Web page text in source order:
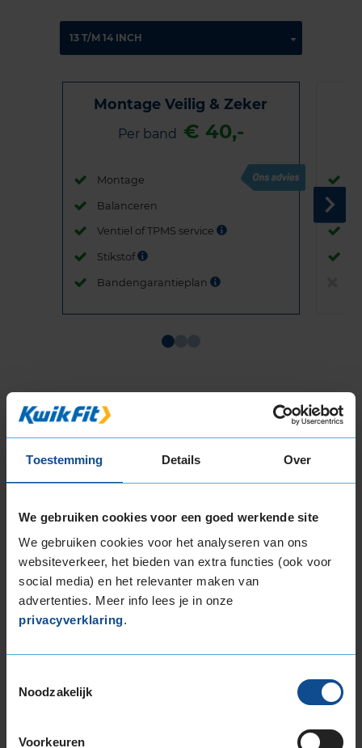
Toestemming Details Over
We gebruiken cookies voor een goed werkende site
We gebruiken cookies voor het analyseren van ons
websiteverkeer, het bieden van extra functies (ook voor
social media) en het relevanter maken van
advertenties. Meer info lees je in onze
privacyverklaring.
Noodzakelijk
Voorkeuren
Montage Veilig & Zeker
Per band € 40,-
Montage
Balanceren
Ventiel of TPMS service
Stikstof
Bandengarantieplan
3
Beschikbare bandenmaten
205/50R17 93H EXTRALOAD
205/50R17 93V EXTRALOAD
205/60R17 93H
215/45R17 91V EXTRALOAD
215/55R17 94H
215/60R17 100V EXTRALOAD